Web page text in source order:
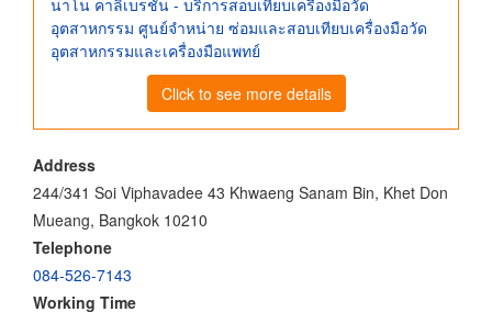
นาโน คาลิเบรชั่น - บริการสอบเทียบเครื่องมือวัด
อุตสาหกรรม ศูนย์จําหน่าย ซ่อมและสอบเทียบเครื่องมือวัด
อุตสาหกรรมและเครื่องมือแพทย์
Click to see more details
Address
244/341 Soi Viphavadee 43 Khwaeng Sanam Bin, Khet Don
Mueang, Bangkok 10210
Telephone
084-526-7143
Working Time